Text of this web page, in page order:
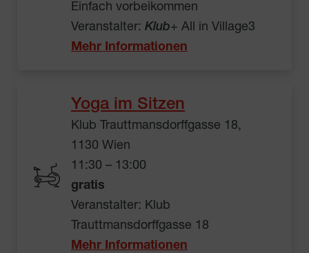
Einfach vorbeikommen
Veranstalter: Klub+ All in Village3
Mehr Informationen
Yoga im Sitzen
Klub Trauttmansdorffgasse 18,
1130 Wien
11:30 – 13:00
gratis
Veranstalter: Klub
Trauttmansdorffgasse 18
Mehr Informationen